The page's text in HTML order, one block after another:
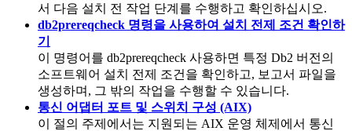
서 다음 설치 전 작업 단계를 수행하고 확인하십시오.
db2prereqcheck 명령을 사용하여 설치 전제 조건 확인하
기
이 명령어를 db2prereqcheck 사용하면 특정 Db2 버전의
소프트웨어 설치 전제 조건을 확인하고, 보고서 파일을
생성하며, 그 밖의 작업을 수행할 수 있습니다.
통신 어댑터 포트 및 스위치 구성 (AIX)
이 절의 주제에서는 지원되는 AIX 운영 체제에서 통신